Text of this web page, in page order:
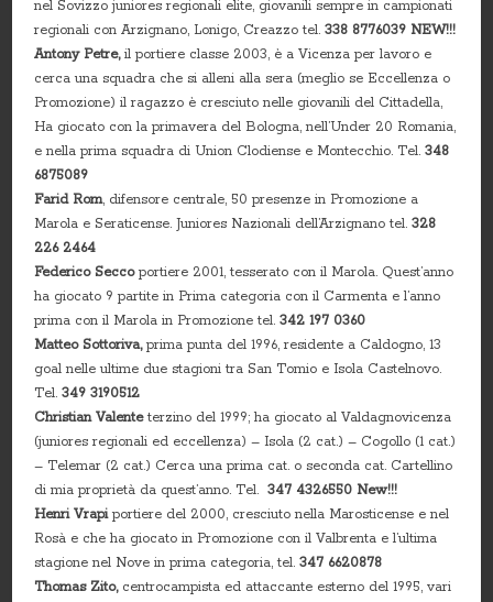
nel Sovizzo juniores regionali elite, giovanili sempre in campionati
regionali con Arzignano, Lonigo, Creazzo tel.338 8776039 NEW!!!
Antony Petre,il portiere classe 2003, è a Vicenza per lavoro e
cerca una squadra che si alleni alla sera (meglio se Eccellenza o
Promozione) il ragazzo è cresciuto nelle giovanili del Cittadella,
Ha giocato con la primavera del Bologna, nell’Under 20 Romania,
e nella prima squadra di Union Clodiense e Montecchio. Tel.348
6875089
Farid Rom, difensore centrale, 50 presenze in Promozione a
Marola e Seraticense. Juniores Nazionali dell’Arzignano tel.328
226 2464
Federico Seccoportiere 2001, tesserato con il Marola. Quest’anno
ha giocato 9 partite in Prima categoria con il Carmenta e l’anno
prima con il Marola in Promozione tel. 342 197 0360
Matteo Sottoriva,prima punta del 1996, residente a Caldogno, 13
goal nelle ultime due stagioni tra San Tomio e Isola Castelnovo.
Tel. 349 3190512
Christian Valenteterzino del 1999; ha giocato al Valdagnovicenza
(juniores regionali ed eccellenza) – Isola (2 cat.) – Cogollo (1 cat.)
– Telemar (2 cat.) Cerca una prima cat. o seconda cat. Cartellino
di mia proprietà da quest’anno. Tel.347 4326550 New!!!
Henri Vrapiportiere del 2000, cresciuto nella Marosticense e nel
Rosà e che ha giocato in Promozione con il Valbrenta e l’ultima
stagione nel Nove in prima categoria, tel.347 6620878
Thomas Zito,centrocampista ed attaccante esterno del 1995, vari